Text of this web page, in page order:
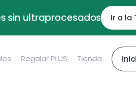
sin ultraprocesados Ir a la
Regalar PLUS Tienda